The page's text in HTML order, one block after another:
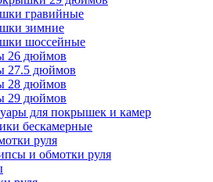
гравийные
зимние
шоссейные
26 дюймов
27.5 дюймов
28 дюймов
29 дюймов
для покрышек и камер
бескамерные
руля
и обмотки руля